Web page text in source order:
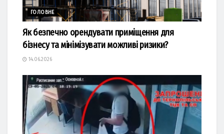
ГОЛОВНЕ
Як безпечно орендувати приміщення для
бізнесу та мінімізувати можливі ризики?
14.06.2026